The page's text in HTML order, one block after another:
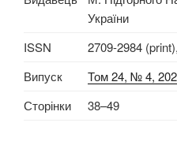
України
ISSN
2709-2984
Випуск
Том 24, № 4,
Сторінки
38–49